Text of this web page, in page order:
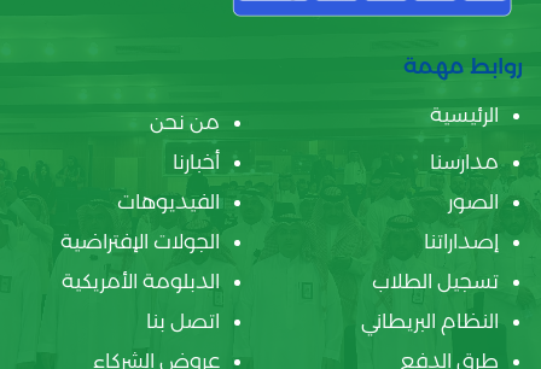
روابط مهمة
الرئيسية
من نحن
مدارسنا
أخبارنا
الصور
الفيديوهات
إصداراتنا
الجولات الإفتراضية
تسجيل الطلاب
الدبلومة الأمريكية
النظام البريطاني
اتصل بنا
طرق الدفع
عروض الشركاء